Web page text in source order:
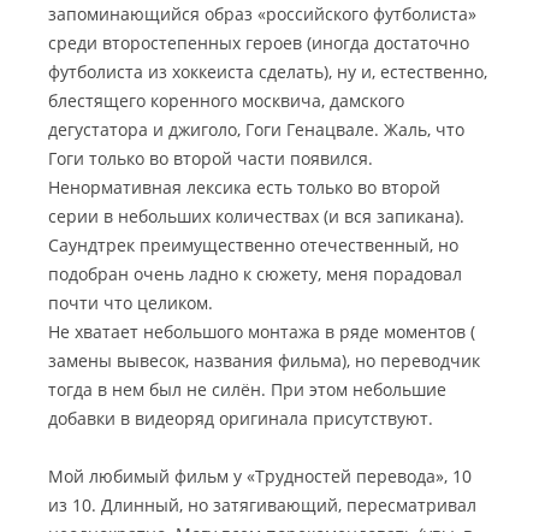
запоминающийся образ «российского футболиста»
среди второстепенных героев (иногда достаточно
футболиста из хоккеиста сделать), ну и, естественно,
блестящего коренного москвича, дамского
дегустатора и джиголо, Гоги Генацвале. Жаль, что
Гоги только во второй части появился.
Ненормативная лексика есть только во второй
серии в небольших количествах (и вся запикана).
Саундтрек преимущественно отечественный, но
подобран очень ладно к сюжету, меня порадовал
почти что целиком.
Не хватает небольшого монтажа в ряде моментов (
замены вывесок, названия фильма), но переводчик
тогда в нем был не силён. При этом небольшие
добавки в видеоряд оригинала присутствуют.
Мой любимый фильм у «Трудностей перевода», 10
из 10. Длинный, но затягивающий, пересматривал